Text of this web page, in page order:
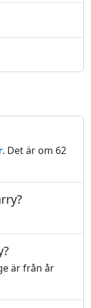
. Det är om 62
är från år